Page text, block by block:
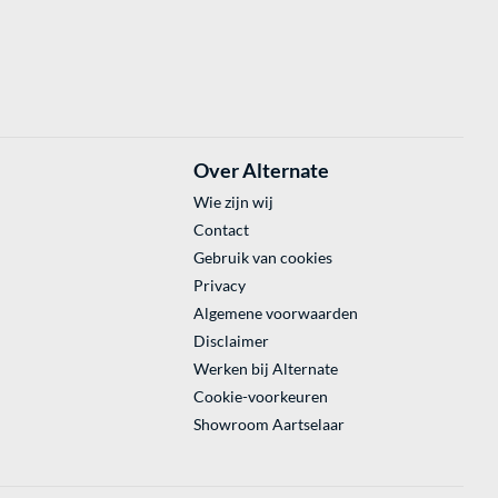
Over Alternate
Wie zijn wij
Contact
Gebruik van cookies
Privacy
Algemene voorwaarden
Disclaimer
Werken bij Alternate
Cookie-voorkeuren
Showroom Aartselaar